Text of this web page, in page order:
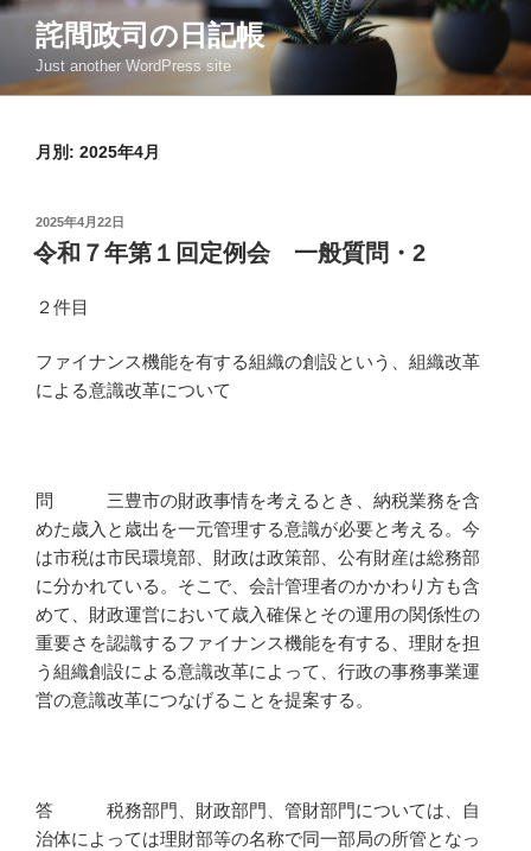
コ
ン
詫間政司の日記帳
Just another WordPress site
月別: 2025年4月
投
稿
日:
2025年4月22日
令和７年第１回定例会 一般質問・2
２件目
ファイナンス機能を有する組織の創設という、組織改革
による意識改革について
問 三豊市の財政事情を考えるとき、納税業務を含
めた歳入と歳出を一元管理する意識が必要と考える。今
は市税は市民環境部、財政は政策部、公有財産は総務部
に分かれている。そこで、会計管理者のかかわり方も含
めて、財政運営において歳入確保とその運用の関係性の
重要さを認識するファイナンス機能を有する、理財を担
う組織創設による意識改革によって、行政の事務事業運
営の意識改革につなげることを提案する。
答 税務部門、財政部門、管財部門については、自
治体によっては理財部等の名称で同一部局の所管となっ